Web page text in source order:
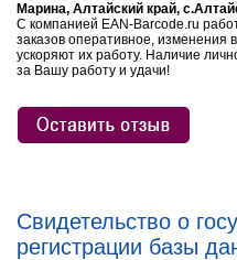
Марина, Алтайский край,
С компанией EAN-Barcode.ru
заказов оперативное, изменения
ускоряют их работу. Наличие
за Вашу работу и удачи!
Свидетельство о
регистрации базы